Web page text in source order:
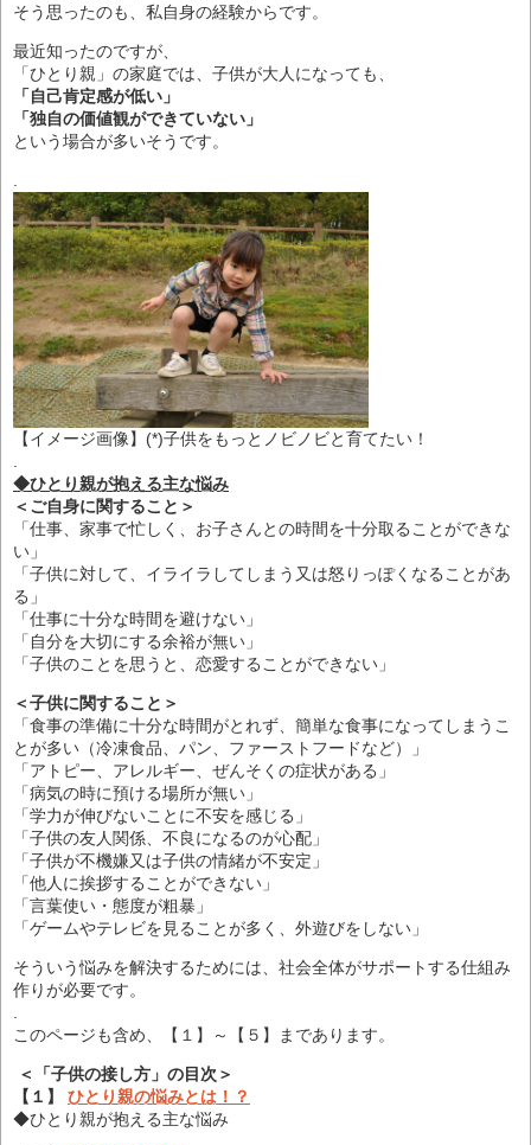
そう思ったのも、私自身の経験からです。
最近知ったのですが、
「ひとり親」の家庭では、子供が大人になっても、
「自己肯定感が低い」
「独自の価値観ができていない」
という場合が多いそうです。
【イメージ画像】(*)子供をもっとノビノビと育てたい！
◆ひとり親が抱える主な悩み
＜ご自身に関すること＞
「仕事、家事で忙しく、お子さんとの時間を十分取ることができな
い」
「子供に対して、イライラしてしまう又は怒りっぽくなることがあ
る」
「仕事に十分な時間を避けない」
「自分を大切にする余裕が無い」
「子供のことを思うと、恋愛することができない」
＜子供に関すること＞
「食事の準備に十分な時間がとれず、簡単な食事になってしまうこ
とが多い（冷凍食品、パン、ファーストフードなど）」
「アトピー、アレルギー、ぜんそくの症状がある」
「病気の時に預ける場所が無い」
「学力が伸びないことに不安を感じる」
「子供の友人関係、不良になるのが心配」
「子供が不機嫌又は子供の情緒が不安定」
「他人に挨拶することができない」
「言葉使い・態度が粗暴」
「ゲームやテレビを見ることが多く、外遊びをしない」
そういう悩みを解決するためには、社会全体がサポートする仕組み
作りが必要です。
このページも含め、【１】～【５】まであります。
＜「子供の接し方」の目次＞
【１】 ひとり親の悩みとは！？
◆ひとり親が抱える主な悩み